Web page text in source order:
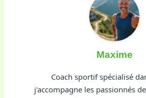
Maxime
Coach sportif spécialisé
j'accompagne les passionnés